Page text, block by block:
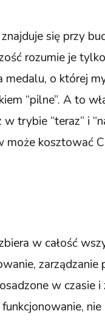
się przy
rozumie je
medalu, o której
“pilne”. A to
trybie “teraz” i
kosztować
w całość
zarządzanie
w czasie i